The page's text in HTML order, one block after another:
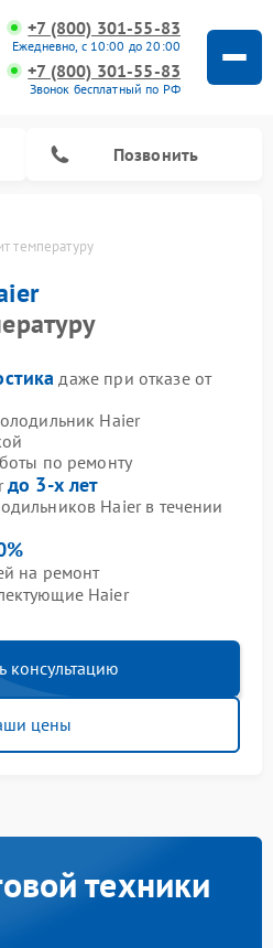
+7 (800) 301-55-83
Ежедневно, с 10:00 до 20:00
+7 (800) 301-55-83
Звонок бесплатный по РФ
Позвонить
температуру
даже при отказе от
Haier
по ремонту
до 3-х лет
Haier в течении
на ремонт
Haier
консультацию
цены
техники